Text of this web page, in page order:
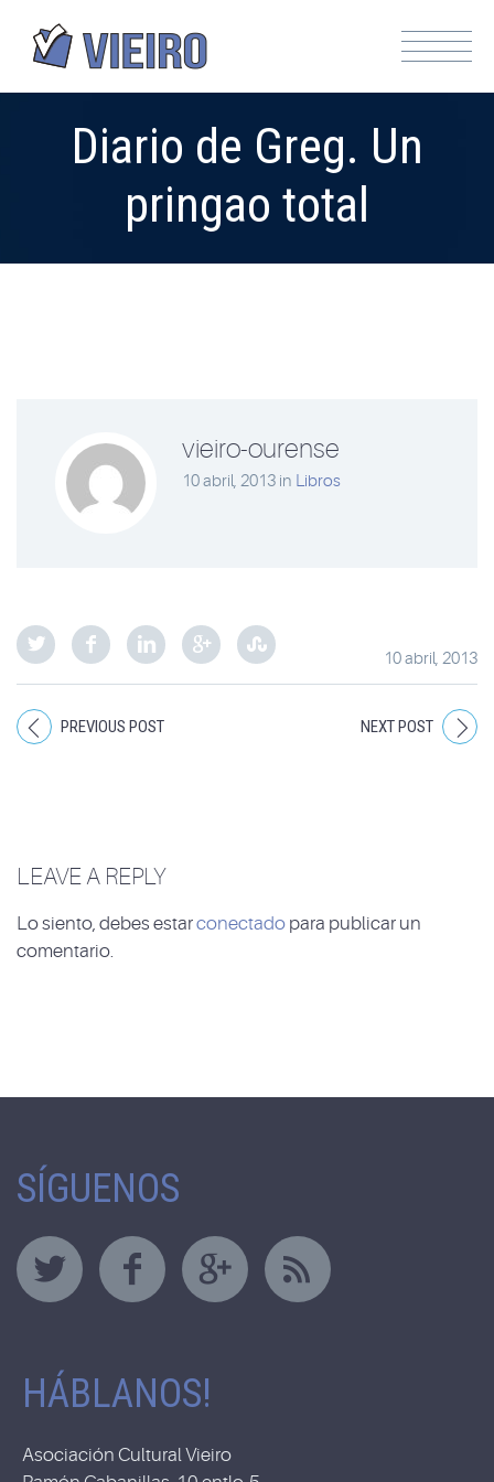
Diario de Greg. Un
pringao total
vieiro-ourense
10 abril, 2013 in Libros
10 abril, 2013
PREVIOUS POST NEXT POST
LEAVE A REPLY
Lo siento, debes estarconectado para publicar un
comentario.
SÍGUENOS
HÁBLANOS!
Asociación Cultural Vieiro